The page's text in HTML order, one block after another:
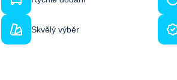
Skvělý výběr